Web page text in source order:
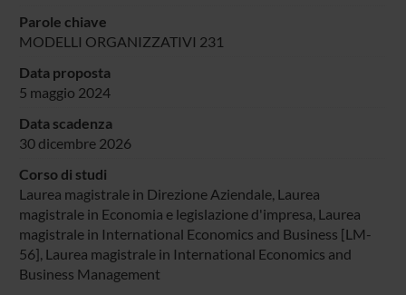
Parole chiave
MODELLI ORGANIZZATIVI 231
Data proposta
5 maggio 2024
Data scadenza
30 dicembre 2026
Corso di studi
Laurea magistrale in Direzione Aziendale, Laurea
magistrale in Economia e legislazione d'impresa, Laurea
magistrale in International Economics and Business [LM-
56], Laurea magistrale in International Economics and
Business Management